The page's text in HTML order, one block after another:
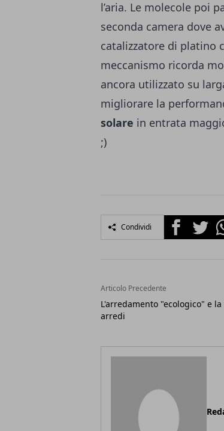
l’aria. Le molecole poi
seconda camera dove
catalizzatore di platino
meccanismo ricorda
ancora utilizzato su
migliorare la
solare in entrata
;)
Condividi FacebookTwitter
Articolo Precedente
L'arredamento "ecologico" e
arredi